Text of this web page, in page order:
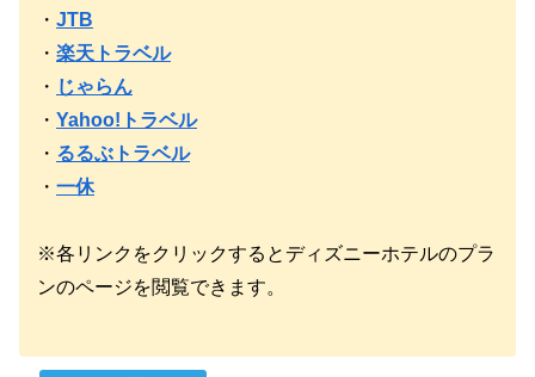
・ JTB
・ 楽天トラベル
・ じゃらん
・ Yahoo!トラベル
・ るるぶトラベル
・ 一休
※各リンクをクリックするとディズニーホテルのプラ
ンのページを閲覧できます。